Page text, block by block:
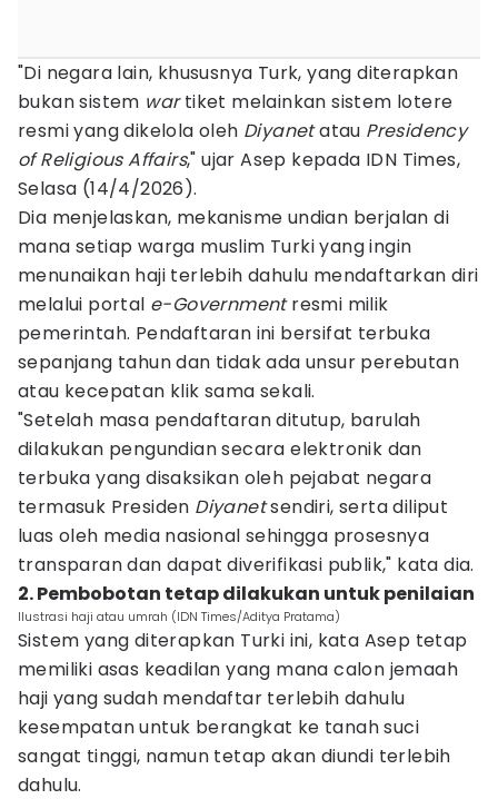
"Di negara lain, khususnya Turk, yang diterapkan
bukan sistem wartiket melainkan sistem lotere
resmi yang dikelola oleh Diyanetatau Presidency
of Religious Affairs," ujar Asep kepada IDN Times,
Selasa (14/4/2026).
Dia menjelaskan, mekanisme undian berjalan di
mana setiap warga muslim Turki yang ingin
menunaikan haji terlebih dahulu mendaftarkan diri
melalui portal e-Governmentresmi milik
pemerintah. Pendaftaran ini bersifat terbuka
sepanjang tahun dan tidak ada unsur perebutan
atau kecepatan klik sama sekali.
"Setelah masa pendaftaran ditutup, barulah
dilakukan pengundian secara elektronik dan
terbuka yang disaksikan oleh pejabat negara
termasuk Presiden Diyanetsendiri, serta diliput
luas oleh media nasional sehingga prosesnya
transparan dan dapat diverifikasi publik," kata dia.
2. Pembobotan tetap dilakukan untuk penilaian
Ilustrasi haji atau umrah (IDN Times/Aditya Pratama)
Sistem yang diterapkan Turki ini, kata Asep tetap
memiliki asas keadilan yang mana calon jemaah
haji yang sudah mendaftar terlebih dahulu
kesempatan untuk berangkat ke tanah suci
sangat tinggi, namun tetap akan diundi terlebih
dahulu.